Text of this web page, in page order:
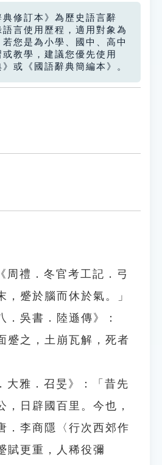
典修訂本》為歷史語言辭
言使用歷程，適用對象為
您是為小學、國中、高中
或教學，建議您優先使用
》或《國語辭典簡編本》。
周禮．冬官考工記．弓
，蹙於腦而休於氣。」
．吳書．陸遜傳》：
蹙之，土崩瓦解，死者
大雅．召旻》：「昔先
，日辟國百里。今也，
．李商隱〈行次西郊作
賦更重，人稀役彌